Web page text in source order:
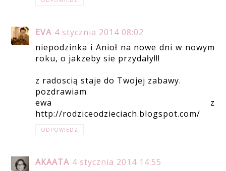
EVA 4 stycznia 2014 08:02
niepodzinka i Anioł na nowe dni w nowym
roku, o jakzeby sie przydały!!!
z radoscią staje do Twojej zabawy.
pozdrawiam
ewa z
http://rodziceodzieciach.blogspot.com/
ODPOWIEDZ
AKAATA 4 stycznia 2014 14:55